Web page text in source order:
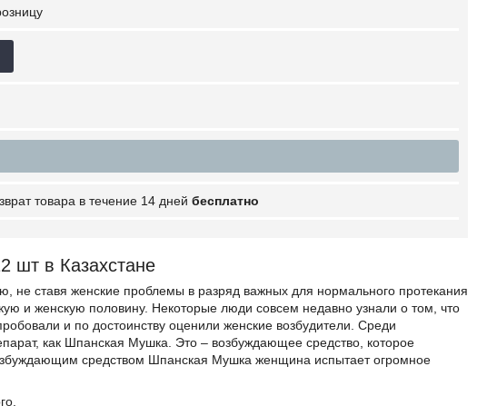
товара в течение 14 дней бесплатно
шт в Казахстане
не ставя женские проблемы в разряд важных для нормального протекания
и женскую половину. Некоторые люди совсем недавно узнали о том, что
и по достоинству оценили женские возбудители. Среди
как Шпанская Мушка. Это – возбуждающее средство, которое
средством Шпанская Мушка женщина испытает огромное